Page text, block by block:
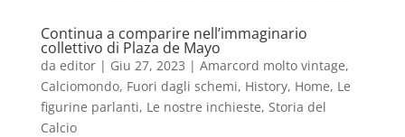
Continua a comparire nell’immaginario
collettivo di Plaza de Mayo
da editor| Giu 27, 2023 | Amarcord molto vintage,
Calciomondo, Fuori dagli schemi, History, Home, Le
figurine parlanti, Le nostre inchieste, Storia del
Calcio